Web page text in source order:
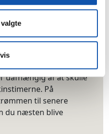
for et bedre
uden et såkaldt
at vælge solceller med
uafhængig af at skulle
På
til senere
du næsten blive